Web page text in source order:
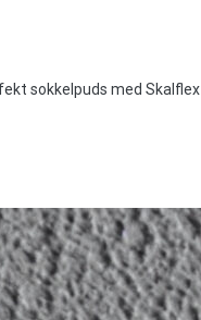
sokkelpuds med Skalflex